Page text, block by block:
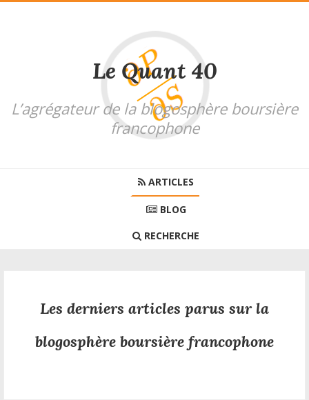
Le Quant 40
L’agrégateur de la blogosphère boursière
francophone
ARTICLES
BLOG
RECHERCHE
Les derniers articles parus sur la
blogosphère boursière francophone